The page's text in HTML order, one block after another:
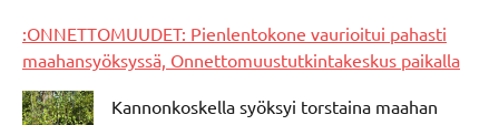
:ONNETTOMUUDET: Pienlentokone vaurioitui pahasti
maahansyöksyssä, Onnettomuustutkintakeskus paikalla
Kannonkoskella syöksyi torstaina maahan